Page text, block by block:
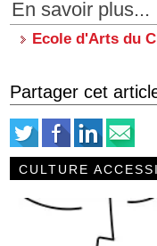
En savoir plus...
Ecole d'Arts du
Partager cet
CULTURE